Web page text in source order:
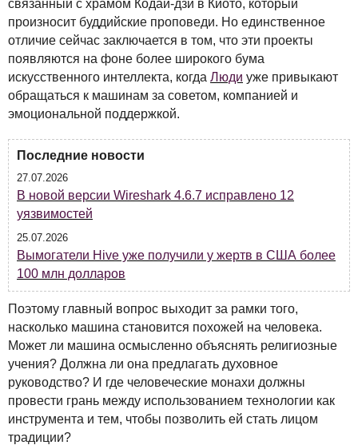
связанный с храмом Кодай-дзи в Киото, который
произносит буддийские проповеди. Но единственное
отличие сейчас заключается в том, что эти проекты
появляются на фоне более широкого бума
искусственного интеллекта, когда Люди уже привыкают
обращаться к машинам за советом, компанией и
эмоциональной поддержкой.
Последние новости
27.07.2026
В новой версии Wireshark 4.6.7 исправлено 12
уязвимостей
25.07.2026
Вымогатели Hive уже получили у жертв в США более
100 млн долларов
Поэтому главный вопрос выходит за рамки того,
насколько машина становится похожей на человека.
Может ли машина осмысленно объяснять религиозные
учения? Должна ли она предлагать духовное
руководство? И где человеческие монахи должны
провести грань между использованием технологии как
инструмента и тем, чтобы позволить ей стать лицом
традиции?